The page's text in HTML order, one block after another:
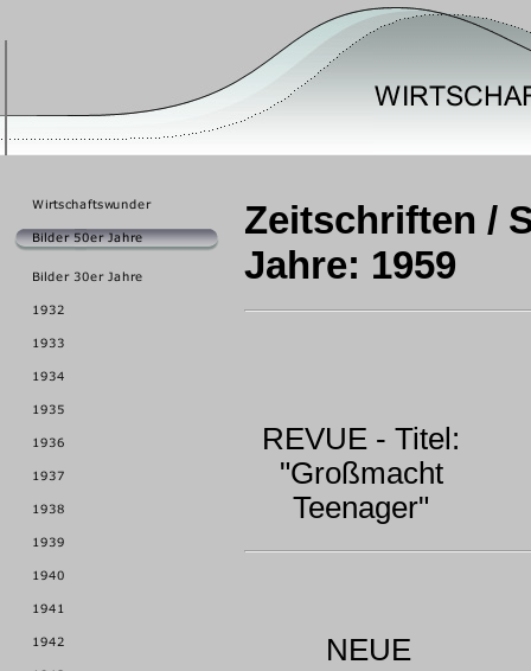
Zeitschriften /
Jahre: 1959
REVUE - Titel:
"Großmacht
Teenager"
NEUE